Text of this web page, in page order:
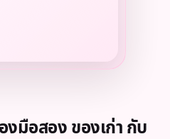
มือสอง ของเก่า กับ